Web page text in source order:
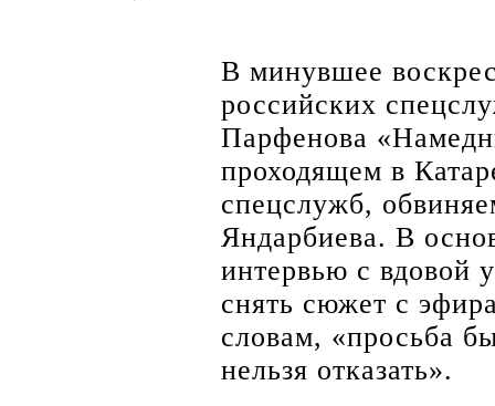
В минувшее
российских
Парфенова
проходящем в
спецслужб,
Яндарбиева. В
интервью с вдовой
снять сюжет с
словам, «просьба
нельзя отказать».